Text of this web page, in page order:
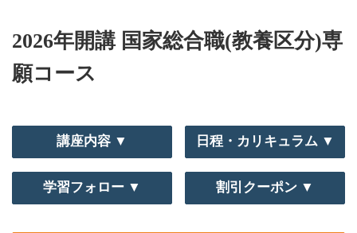
2026年開講 国家総合職(教養区分)専
願コース
講座内容 ▼ 日程・カリキュラム ▼
学習フォロー ▼ 割引クーポン ▼